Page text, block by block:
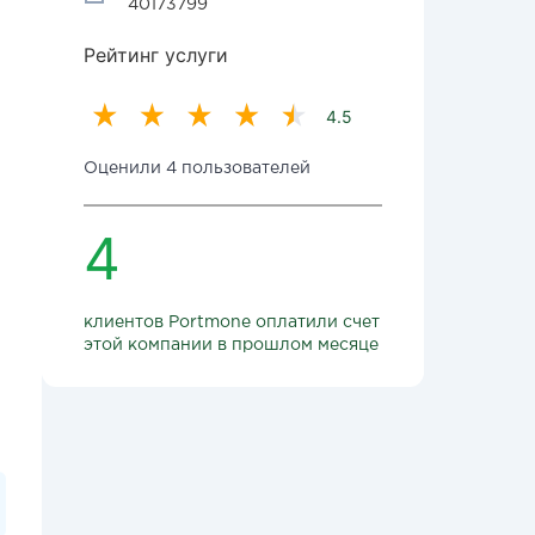
40173799
Рейтинг услуги
4.5
Оценили 4 пользователей
4
клиентов Portmone оплатили счет
этой компании в прошлом месяце